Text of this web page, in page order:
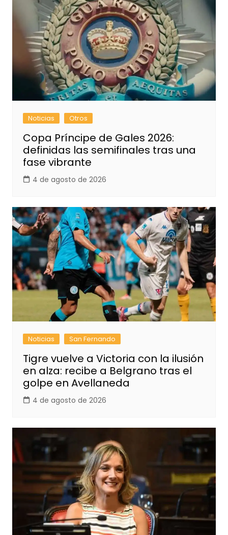
Noticias Otros
Copa Príncipe de Gales 2026:
definidas las semifinales tras una
fase vibrante
4 de agosto de 2026
Noticias San Fernando
Tigre vuelve a Victoria con la ilusión
en alza: recibe a Belgrano tras el
golpe en Avellaneda
4 de agosto de 2026